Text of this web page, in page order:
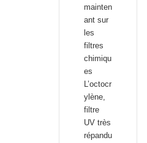
mainten
ant sur
les
filtres
chimiqu
es
L’octocr
ylène,
filtre
UV très
répandu